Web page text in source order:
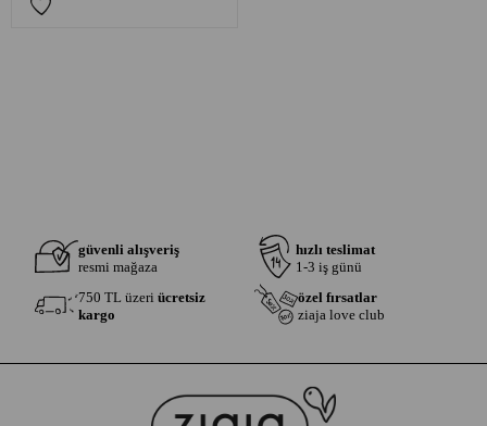
güvenli alışveriş
resmi mağaza
hızlı teslimat
1-3 iş günü
750 TL üzeriücretsiz
kargo
özel fırsatlar
ziaja love club